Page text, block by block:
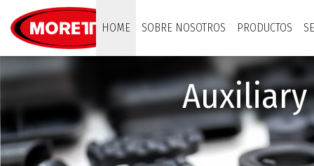
HOME
SOBRE NOSOTROS PRODUCTOS